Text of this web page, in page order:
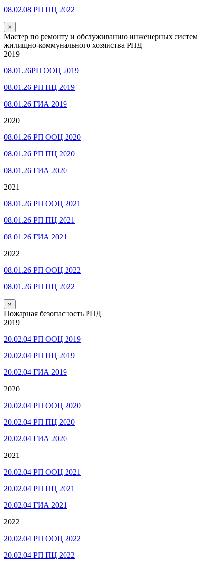
08.02.08 РП ПЦ 2022
×
Мастер по ремонту и обслуживанию инженерных систем
жилищно-коммунального хозяйства РПД
2019
08.01.26РП ООЦ 2019
08.01.26 РП ПЦ 2019
08.01.26 ГИА 2019
2020
08.01.26 РП ООЦ 2020
08.01.26 РП ПЦ 2020
08.01.26 ГИА 2020
2021
08.01.26 РП ООЦ 2021
08.01.26 РП ПЦ 2021
08.01.26 ГИА 2021
2022
08.01.26 РП ООЦ 2022
08.01.26 РП ПЦ 2022
×
Пожарная безопасность РПД
2019
20.02.04 РП ООЦ 2019
20.02.04 РП ПЦ 2019
20.02.04 ГИА 2019
2020
20.02.04 РП ООЦ 2020
20.02.04 РП ПЦ 2020
20.02.04 ГИА 2020
2021
20.02.04 РП ООЦ 2021
20.02.04 РП ПЦ 2021
20.02.04 ГИА 2021
2022
20.02.04 РП ООЦ 2022
20.02.04 РП ПЦ 2022